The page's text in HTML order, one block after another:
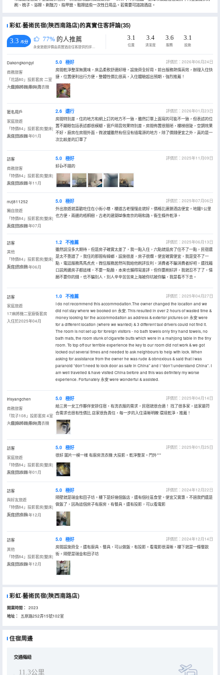
刷、梳子、浴擦、剃鬚刀、指甲銼、鞋擦這些一次性日用品。若需要可諮詢酒店。
彩虹·藝術民宿(陝西南路店)的真實住客評論(35)
3.3 /5分 77% 的人推薦
永安旅遊評價由真實酒店住客提供的評價。
3.1
位置
3.4
清潔度
3.6
服務
3.1
設施
Dakongkongyi
商務旅客
「花語80」投影套房 二室
一廳|麻將機|廚房|洗衣機
入住於2026年04月
5.0 極好
評價於：2026年06月24日
房間乾淨整潔無異味，床品柔軟舒適好睡，設施齊全好用。前台服務熱情高效，辦理入住快
捷，位置便利出行方便，整體性價比很高，入住體驗超出預期，強烈推薦！
匿名用戶
家庭旅遊
「特價84」投影套房|雙床|
廚房|洗衣機
入住於2026年01月
2.6 還行
評價於：2026年01月23日
房間特別差，住的地方和網上訂的地方不一致，雖然訂單上面寫的可能不一致，但表述的位
置不顯眼包括表述都很模糊，窗戶隔音效果特別差，房間佈置很簡陋，樓梯很陡，空調效果
不好，廚房在房間外面，微波爐雖然有但沒有插電源的地方，除了價錢便宜之外，真的是一
次比較差的訂單了
訪客
商務旅客
「特價84」投影套房|雙床|
廚房|洗衣機
入住於2025年11月
5.0 極好
評價於：2025年11月09日
好👍不錯的
mzj811252
獨自旅遊
「特價84」投影套房|雙床|
廚房|洗衣機
入住於2025年07月
5.0 極好
評價於：2025年07月06日
外出旅遊就喜歡吃住在小街小巷，樓道古老慢慢走就好。價格比連鎖酒店便宜。地鐵1公里
也方便，兩邊的梧桐樹，古老的建築🕍像南京的頤和路。衞生條件乾淨。
訪客
其他
「特價84」投影套房|雙床|
廚房|洗衣機
入住於2025年06月
1.2 不推薦
評價於：2025年06月13日
雖然説沒多大期待，但是房子確實太差了，我一點入住，六點就退房了住不了一點，民宿還
是太不靠譜了，我住的那間有蟑螂，設施很差，房子很爛，便宜確實便宜，我是受不了一
點，電話服務馬馬虎虎，微信服務居然叫我給他刷評反利，消費者不騙消費者好吧，還找藉
口説周邊房子都這樣，不要一點臉，本來也懶得寫差評，但你要刷好評，我就忍不了了，情
願不要你的錢，也不騙別人，別人辛辛苦苦來上海被你坑被你騙，我是看不下去。
訪客
家庭旅遊
17麻將機二室廚衞套房
入住於2025年04月
1.0 不推薦
評價於：2025年04月27日
I do not recommend this accommodation.The owner changed the location and we
did not stay where we booked on 永安. This resulted in over 2 hours of wasted time &
money looking for the accommodation as address & exterior pictures on 永安 were
for a different location (where we wanted) & 3 different taxi drivers could not find it.
The room is not set up for foreign visitors - no bath towels only tiny hand towels, no
bath mats, the room stunk of cigarette butts which were in a mahjong table in the tiny
room. To top off our terrible experience the key to our room did not work & we got
locked out several times and needed to ask neighbours to help with lock. When
asking for assistance from the owner he was rude & obnoxious & said that I was
paranoid “don’t need to lock door as safe in China” and I “don’t understand China”. I
am well travelled & have visited China before and this was definitely my worse
experience. Fortunately 永安 were wonderful & assisted.
Irisyangchen
商務旅客
「院子108」投影套房 4室
一廳|麻將機|廚房|洗衣機
入住於2025年04月
5.0 極好
評價於：2025年04月14日
給三男一女工作夥伴安排住宿，有洗衣服的需求，民宿就很合適！ 找了很多家，這家最符
合需求也很有性價比 店家很負責任，每一步的入住清晰明瞭 環境乾淨，推薦！
訪客
家庭旅遊
「特價84」投影套房|雙床|
廚房|洗衣機
入住於2025年01月
5.0 極好
評價於：2025年01月25日
很好 圖片一模一樣 有廚房洗衣機 大投影。乾淨整潔。門外***
訪客
與好友旅遊
「特價84」投影套房|雙床|
廚房|洗衣機
入住於2024年12月
5.0 極好
評價於：2024年12月22日
隔壁就是瑞金和田子坊。樓下是好幾個飯店，還有個社區食堂。便宜又實惠。不過我們還是
做飯了，因為這個房子有廚房，有餐具。還有投影，可以看電影
訪客
其他
「特價84」投影套房|雙床|
廚房|洗衣機
入住於2024年12月
5.0 極好
評價於：2024年12月14日
房間設施齊全，還有廚具、餐具，可以做飯，有投影。看電影很清晰。樓下就是一條餐飲
街。隔壁是瑞金和田子坊
彩虹·藝術民宿(陝西南路店)
開業時間： 2023
地址： 五原路252弄15號102室
住宿周邊
交通樞紐
11.3公里